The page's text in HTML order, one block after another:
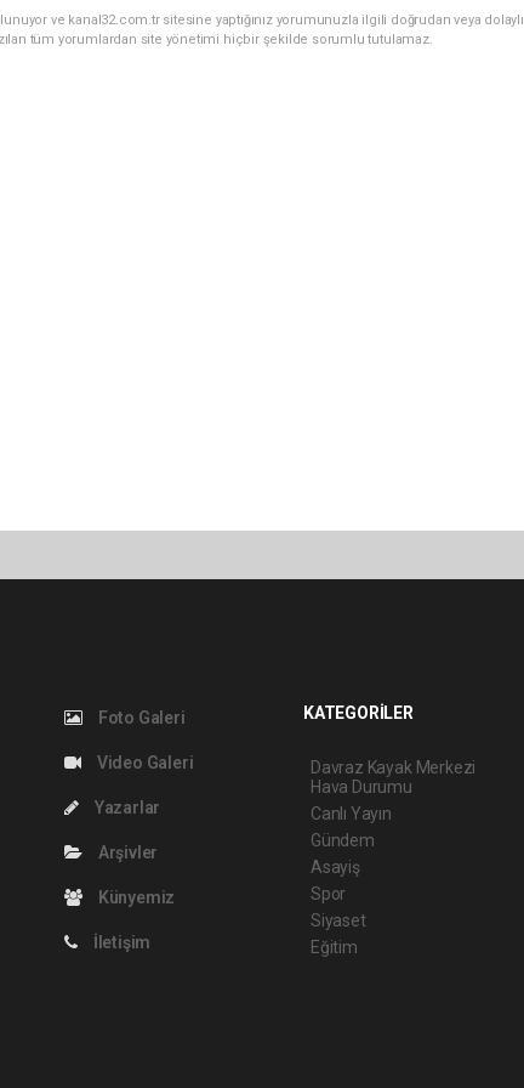
ve kanal32.com.tr sitesine yaptığınız yorumunuzla ilgili doğrudan veya dolaylı
tüm yorumlardan site yönetimi hiçbir şekilde sorumlu tutulamaz.
Foto Galeri
Video Galeri
Yazarlar
Arşivler
Künyemiz
İletişim
KATEGORİLER
Davraz Kayak Merkezi
Hava Durumu
Canlı Yayın
Gündem
Asayiş
Spor
Siyaset
Eğitim